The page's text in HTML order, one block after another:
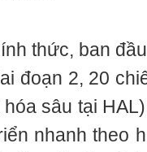
thức, ban
đoạn 2, 20
sâu tại
nhanh theo